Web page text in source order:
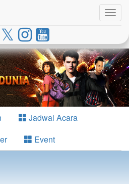
Jadwal Acara
Event